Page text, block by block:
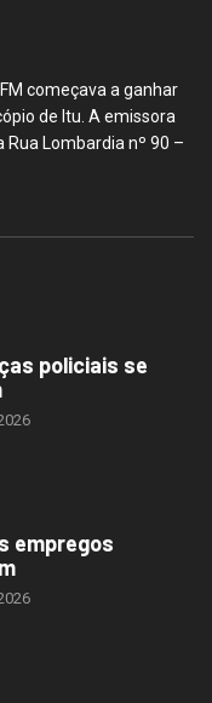
começava a ganhar
de Itu. A emissora
Lombardia nº 90 –
policiais se
empregos